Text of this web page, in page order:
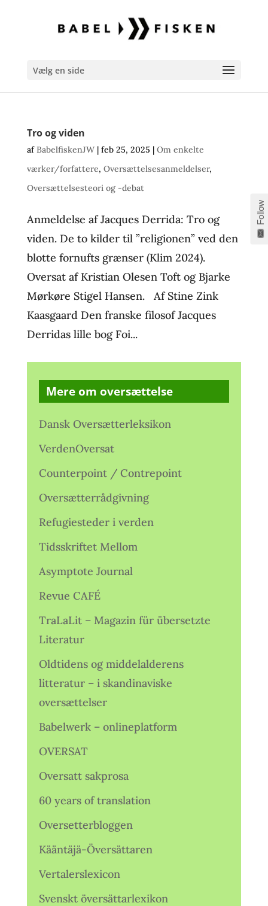
Vælg en side
Tro og viden
afBabelfiskenJW| feb 25, 2025 | Om enkelte
værker/forfattere, Oversættelsesanmeldelser,
Oversættelsesteori og -debat
Anmeldelse af Jacques Derrida: Tro og
viden. De to kilder til ”religionen” ved den
blotte fornufts grænser (Klim 2024).
Oversat af Kristian Olesen Toft og Bjarke
Mørkøre Stigel Hansen. Af Stine Zink
Kaasgaard Den franske filosof Jacques
Derridas lille bog Foi...
Mere om oversættelse
Dansk Oversætterleksikon
VerdenOversat
Counterpoint / Contrepoint
Oversætterrådgivning
Refugiesteder i verden
Tidsskriftet Mellom
Asymptote Journal
Revue CAFÉ
TraLaLit – Magazin für übersetzte
Literatur
Oldtidens og middelalderens
litteratur – i skandinaviske
oversættelser
Babelwerk – onlineplatform
OVERSAT
Oversatt sakprosa
60 years of translation
Oversetterbloggen
Kääntäjä-Översättaren
Vertalerslexicon
Svenskt översättarlexikon
Follow